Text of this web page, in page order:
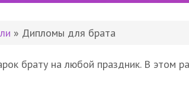
» Дипломы для брата
брату на любой праздник. В этом